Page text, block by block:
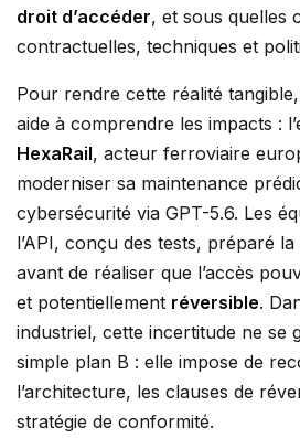
droit d’accéder, et sous quelles
contractuelles, techniques et
Pour rendre cette réalité
aide à comprendre les impacts :
HexaRail, acteur ferroviaire
moderniser sa maintenance
cybersécurité via GPT-5.6. Les
l’API, conçu des tests, préparé
avant de réaliser que l’accès
et potentiellement réversible.
industriel, cette incertitude ne se
simple plan B : elle impose de
l’architecture, les clauses de
stratégie de conformité.